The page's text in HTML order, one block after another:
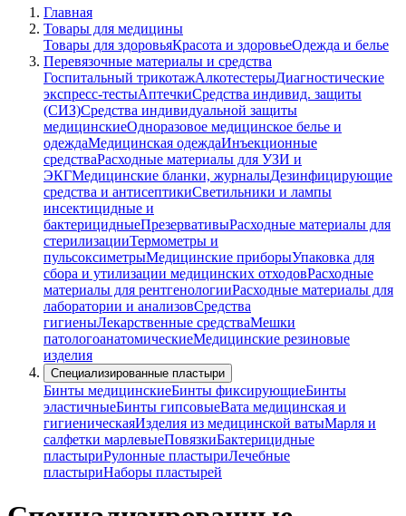
Главная
Товары для медицины
Товары для здоровьяКрасота и здоровьеОдежда и белье
Перевязочные материалы и средства
Госпитальный трикотажАлкотестерыДиагностические
экспресс-тестыАптечкиСредства индивид. защиты
(СИЗ)Средства индивидуальной защиты
медицинскиеОдноразовое медицинское белье и
одеждаМедицинская одеждаИнъекционные
средстваРасходные материалы для УЗИ и
ЭКГМедицинские бланки, журналыДезинфицирующие
средства и антисептикиСветильники и лампы
инсектицидные и
бактерицидныеПрезервативыРасходные материалы для
стерилизацииТермометры и
пульсоксиметрыМедицинские приборыУпаковка для
сбора и утилизации медицинских отходовРасходные
материалы для рентгенологииРасходные материалы для
лаборатории и анализовСредства
гигиеныЛекарственные средстваМешки
патологоанатомическиеМедицинские резиновые
изделия
Специализированные пластыри
Бинты медицинскиеБинты фиксирующиеБинты
эластичныеБинты гипсовыеВата медицинская и
гигиеническаяИзделия из медицинской ватыМарля и
салфетки марлевыеПовязкиБактерицидные
пластыриРулонные пластыриЛечебные
пластыриНаборы пластырей